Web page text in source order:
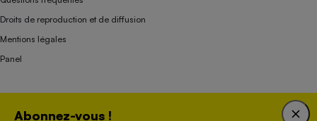
Abonnez-vous !
Droits de reproduction et de diffusion
Mentions légales
Panel
Association indépendante de l’État, des syndicats, des producteurs et des
distributeurs depuis 1951.